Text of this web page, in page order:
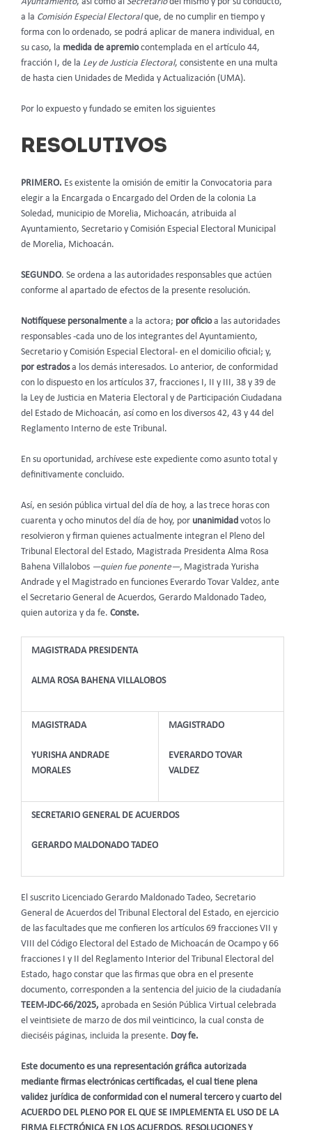
Ayuntamiento, así como al Secretariodel mismo y por su conducto,
a la Comisión Especial Electoralque, de no cumplir en tiempo y
forma con lo ordenado, se podrá aplicar de manera individual, en
su caso, la medida de apremiocontemplada en el artículo 44,
fracción I, de la Ley de Justicia Electoral, consistente en una multa
de hasta cien Unidades de Medida y Actualización (UMA).
Por lo expuesto y fundado se emiten los siguientes
RESOLUTIVOS
PRIMERO. Es existente la omisión de emitir la Convocatoria para
elegir a la Encargada o Encargado del Orden de la colonia La
Soledad, municipio de Morelia, Michoacán, atribuida al
Ayuntamiento, Secretario y Comisión Especial Electoral Municipal
de Morelia, Michoacán.
SEGUNDO. Se ordena a las autoridades responsables que actúen
conforme al apartado de efectos de la presente resolución.
Notifíquese personalmente a la actora; por oficioa las autoridades
responsables -cada uno de los integrantes del Ayuntamiento,
Secretario y Comisión Especial Electoral- en el domicilio oficial; y,
por estradosa los demás interesados. Lo anterior, de conformidad
con lo dispuesto en los artículos 37, fracciones I, II y III, 38 y 39 de
la Ley de Justicia en Materia Electoral y de Participación Ciudadana
del Estado de Michoacán, así como en los diversos 42, 43 y 44 del
Reglamento Interno de este Tribunal.
En su oportunidad, archívese este expediente como asunto total y
definitivamente concluido.
Así, en sesión pública virtual del día de hoy, a las trece horas con
cuarenta y ocho minutos del día de hoy, por unanimidad votos lo
resolvieron y firman quienes actualmente integran el Pleno del
Tribunal Electoral del Estado, Magistrada Presidenta Alma Rosa
Bahena Villalobos —quien fue ponente—, Magistrada Yurisha
Andrade y el Magistrado en funciones Everardo Tovar Valdez, ante
el Secretario General de Acuerdos, Gerardo Maldonado Tadeo,
quien autoriza y da fe. Conste.
MAGISTRADA PRESIDENTA
ALMA ROSA BAHENA VILLALOBOS
MAGISTRADA
YURISHA ANDRADE
MORALES
MAGISTRADO
EVERARDO TOVAR
VALDEZ
SECRETARIO GENERAL DE ACUERDOS
GERARDO MALDONADO TADEO
El suscrito Licenciado Gerardo Maldonado Tadeo, Secretario
General de Acuerdos del Tribunal Electoral del Estado, en ejercicio
de las facultades que me confieren los artículos 69 fracciones VII y
VIII del Código Electoral del Estado de Michoacán de Ocampo y 66
fracciones I y II del Reglamento Interior del Tribunal Electoral del
Estado, hago constar que las firmas que obra en el presente
documento, corresponden a la sentencia del juicio de la ciudadanía
TEEM-JDC-66/2025, aprobada en Sesión Pública Virtual celebrada
el veintisiete de marzo de dos mil veinticinco, la cual consta de
dieciséis páginas, incluida la presente. Doy fe.
Este documento es una representación gráfica autorizada
mediante firmas electrónicas certificadas, el cual tiene plena
validez jurídica de conformidad con el numeral tercero y cuarto del
ACUERDO DEL PLENO POR EL QUE SE IMPLEMENTA EL USO DE LA